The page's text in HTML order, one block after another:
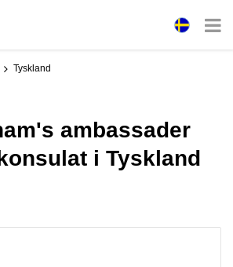
Tyskland
ambassader
i Tyskland